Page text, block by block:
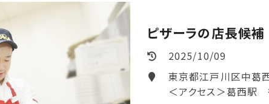
ピザーラの店長候補
2025/10/09
東京都江戸川区中葛西
＜アクセス＞葛西